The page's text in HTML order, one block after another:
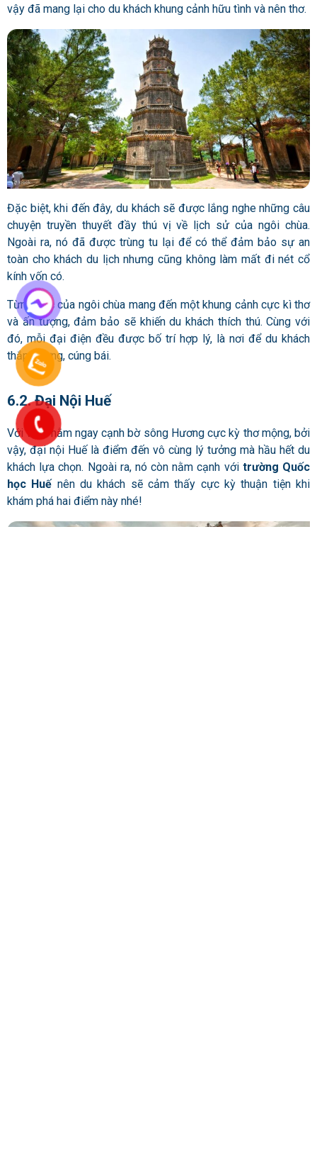
vậy đã mang lại cho du khách khung cảnh hữu tình và nên thơ.
Đặc biệt, khi đến đây, du khách sẽ được lắng nghe những câu
chuyện truyền thuyết đầy thú vị về lịch sử của ngôi chùa.
Ngoài ra, nó đã được trùng tu lại để có thể đảm bảo sự an
toàn cho khách du lịch nhưng cũng không làm mất đi nét cổ
kính vốn có.
Từng góc của ngôi chùa mang đến một khung cảnh cực kì thơ
và ấn tượng, đảm bảo sẽ khiến du khách thích thú. Cùng với
đó, mỗi đại điện đều được bố trí hợp lý, là nơi để du khách
thắp hương, cúng bái.
6.2. Đại Nội Huế
Với vị trí nằm ngay cạnh bờ sông Hương cực kỳ thơ mộng, bởi
vậy, đại nội Huế là điểm đến vô cùng lý tưởng mà hầu hết du
khách lựa chọn. Ngoài ra, nó còn nằm cạnh vớitrường Quốc
học Huế nên du khách sẽ cảm thấy cực kỳ thuận tiện khi
khám phá hai điểm này nhé!